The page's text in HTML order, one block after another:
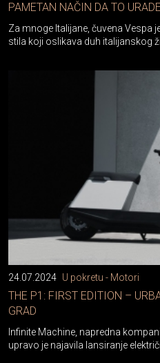
PAMETAN NAČIN DA TO URADE
Za mnoge Italijane, čuvena Vespa
stila koji oslikava duh italijanskog
24.07.2024 U pokretu - Motori
THE P1: FIRST EDITION –
GRAD
Infinite Machine, napredna
upravo je najavila lansiranje